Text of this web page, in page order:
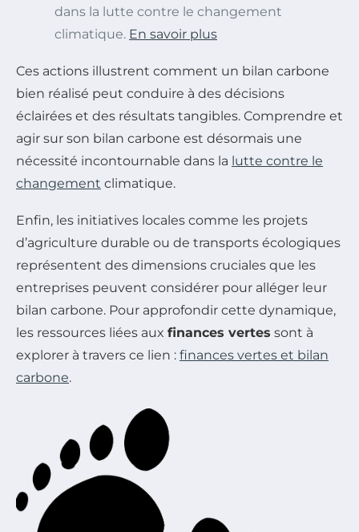
dans la lutte contre le changement
climatique. En savoir plus
Ces actions illustrent comment un bilan carbone
bien réalisé peut conduire à des décisions
éclairées et des résultats tangibles. Comprendre et
agir sur son bilan carbone est désormais une
nécessité incontournable dans la lutte contre le
changement climatique.
Enfin, les initiatives locales comme les projets
d’agriculture durable ou de transports écologiques
représentent des dimensions cruciales que les
entreprises peuvent considérer pour alléger leur
bilan carbone. Pour approfondir cette dynamique,
les ressources liées aux finances vertes sont à
explorer à travers ce lien : finances vertes et bilan
carbone.